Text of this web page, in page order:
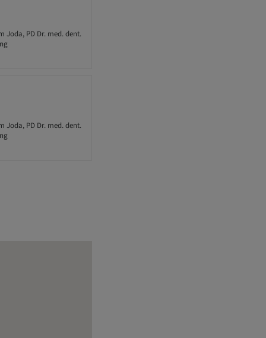
Joda, PD Dr. med. dent.
Joda, PD Dr. med. dent.